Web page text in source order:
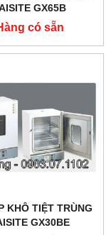
GX65B
có sẵn
KHÔ TIỆT TRÙNG
GX30BE